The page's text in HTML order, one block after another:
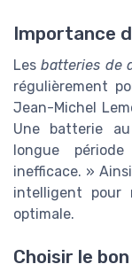
Importance
Lesbatteries de
régulièrement
Jean-Michel
Une batterie
longue
inefficace. »
intelligent pour
optimale.
Choisir le